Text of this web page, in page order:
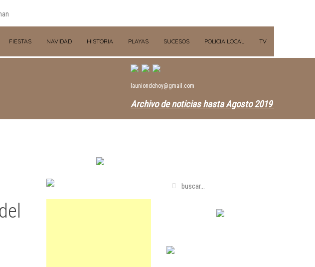
FIESTAS NAVIDAD HISTORIA PLAYAS SUCESOS POLICIA LOCAL TV
launiondehoy@gmail.com
Archivo de noticias hasta Agosto 2019